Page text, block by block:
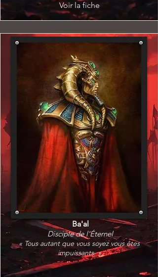
Voir la fiche
Ba'al
Disciple de l'Éternel
« Tous autant que vous soyez vous êtes
impuissants. »